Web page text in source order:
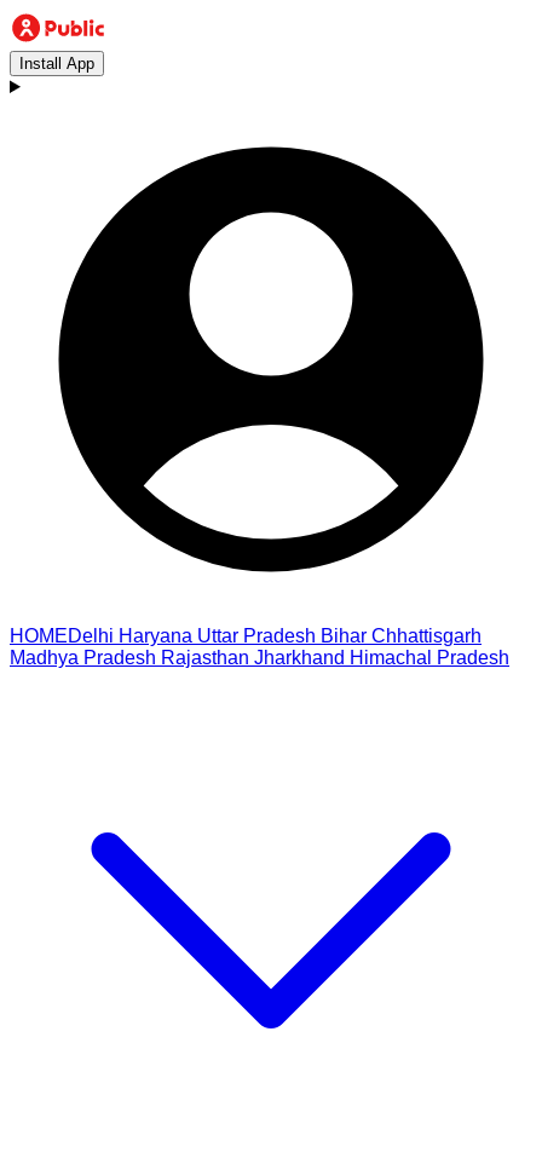
Install App
HOMEDelhi Haryana Uttar Pradesh Bihar Chhattisgarh
Madhya Pradesh Rajasthan Jharkhand Himachal Pradesh